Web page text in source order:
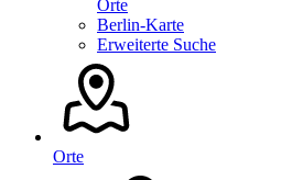
Orte
Berlin-Karte
Erweiterte Suche
Orte